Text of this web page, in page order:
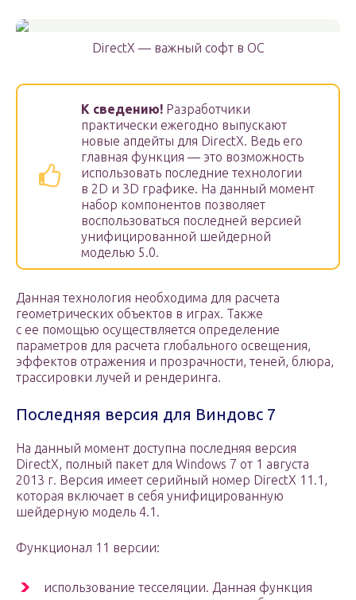
DirectX — важный софт в ОС
К сведению! Разработчики
практически ежегодно выпускают
новые апдейты для DirectX. Ведь его
главная функция — это возможность
использовать последние технологии
в 2D и 3D графике. На данный момент
набор компонентов позволяет
воспользоваться последней версией
унифицированной шейдерной
моделью 5.0.
Данная технология необходима для расчета
геометрических объектов в играх. Также
с ее помощью осуществляется определение
параметров для расчета глобального освещения,
эффектов отражения и прозрачности, теней, блюра,
трассировки лучей и рендеринга.
Последняя версия для Виндовс 7
На данный момент доступна последняя версия
DirectX, полный пакет для Windows 7 от 1 августа
2013 г. Версия имеет серийный номер DirectX 11.1,
которая включает в себя унифицированную
шейдерную модель 4.1.
Функционал 11 версии:
использование тесселяции. Данная функция